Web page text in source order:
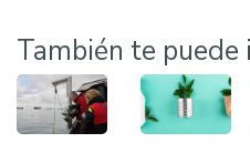
También te puede